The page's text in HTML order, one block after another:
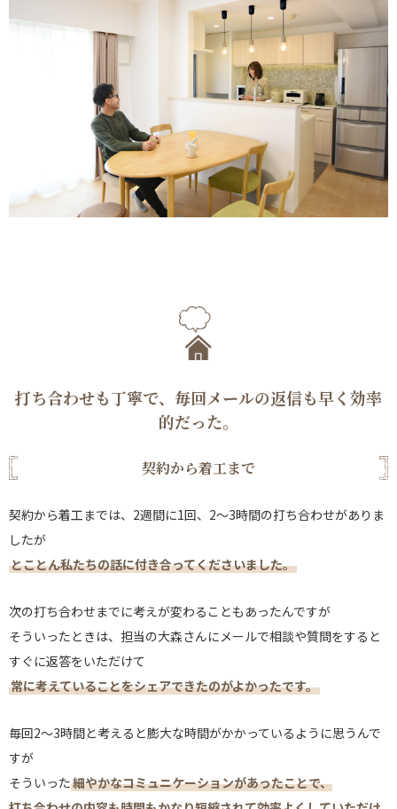
打ち合わせも丁寧で、毎回メールの返信も早く効率
的だった。
契約から着工まで
契約から着工までは、2週間に1回、2〜3時間の打ち合わせがありま
したが
とことん私たちの話に付き合ってくださいました。
次の打ち合わせまでに考えが変わることもあったんですが
そういったときは、担当の大森さんにメールで相談や質問をすると
すぐに返答をいただけて
常に考えていることをシェアできたのがよかったです。
毎回2〜3時間と考えると膨大な時間がかかっているように思うんで
すが
そういった細やかなコミュニケーションがあったことで、